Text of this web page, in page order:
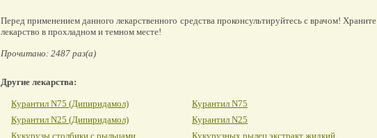
Перед применением данного лекарственного средства проконсультируйтесь с врачом! Храните
лекарство в прохладном и темном месте!
Прочитано: 2487 раз(а)
Другие лекарства:
Курантил N75 (Дипиридамол)
Курантил N75
Курантил N25 (Дипиридамол)
Курантил N25
Кукурузы столбики с рыльцами
Кукурузных рылец экстракт жидкий